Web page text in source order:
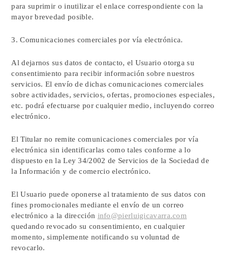
para suprimir o inutilizar el enlace correspondiente con la
mayor brevedad posible.
3. Comunicaciones comerciales por vía electrónica.
Al dejarnos sus datos de contacto, el Usuario otorga su
consentimiento para recibir información sobre nuestros
servicios. El envío de dichas comunicaciones comerciales
sobre actividades, servicios, ofertas, promociones especiales,
etc. podrá efectuarse por cualquier medio, incluyendo correo
electrónico.
El Titular no remite comunicaciones comerciales por vía
electrónica sin identificarlas como tales conforme a lo
dispuesto en la Ley 34/2002 de Servicios de la Sociedad de
la Información y de comercio electrónico.
El Usuario puede oponerse al tratamiento de sus datos con
fines promocionales mediante el envío de un correo
electrónico a la dirección info@pierluigicavarra.com
quedando revocado su consentimiento, en cualquier
momento, simplemente notificando su voluntad de
revocarlo.